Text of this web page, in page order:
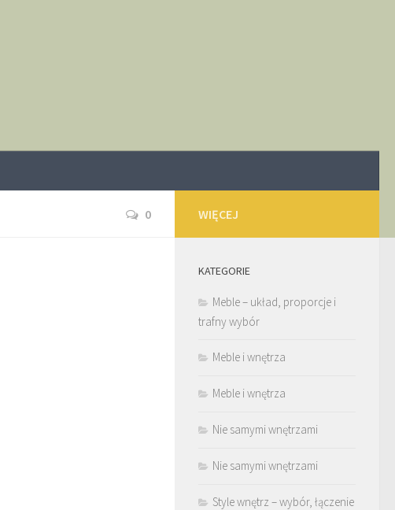
0 WIĘCEJ
KATEGORIE
Meble – układ, proporcje i
trafny wybór
Meble i wnętrza
Meble i wnętrza
Nie samymi wnętrzami
Nie samymi wnętrzami
Style wnętrz – wybór, łączenie